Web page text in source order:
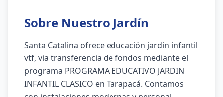
Sobre Nuestro Jardín
Santa Catalina ofrece educación jardin infantil
vtf, via transferencia de fondos mediante el
programa PROGRAMA EDUCATIVO JARDIN
INFANTIL CLASICO en Tarapacá. Contamos